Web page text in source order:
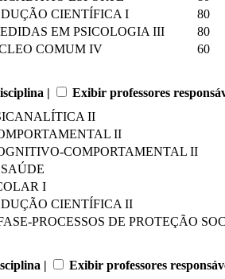
CIENTÍFICA I
80
EM PSICOLOGIA III
80
COMUM IV
60
| Exibir professores
II
II
COMPORTAMENTAL II
I
CIENTÍFICA II
PROCESSOS DE PROTEÇÃO
| Exibir professores